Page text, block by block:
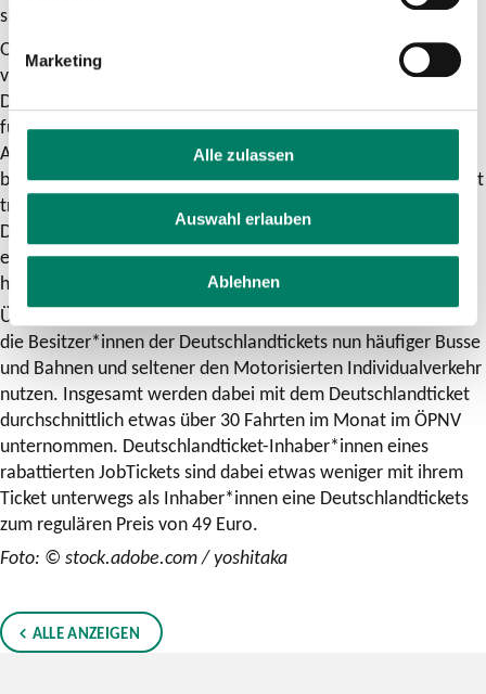
Marketing
Alle zulassen
Auswahl erlauben
Ablehnen
sicherstellen, auch über das Ende des Jahres 2024 hinaus.“
Obwohl das Deutschlandticket monatlich kündbar ist, nutzen
viele Inhaber*innen das Angebot in fast jedem Monat. Im
Durchschnitt aller Befragten wurde das Deutschlandticket in
fünf der letzten sechs Monate genutzt, bei den vorherigen
Abo-Kund*innen liegt der Wert bei annährend sechs – sie
bleiben dem ÖPNV auch mit dem neuen Angebot unverändert
treu. Die allermeisten dieser Kund*innen haben ihr
Deutschlandticket auch bei dem VRS-Verkehrsunternehmen
erworben, bei dem sie zuvor bereits ihr Abo abgeschlossen
hatten.
Über alle Nutzendengruppen hinweg wurde angegeben, dass
die Besitzer*innen der Deutschlandtickets nun häufiger Busse
und Bahnen und seltener den Motorisierten Individualverkehr
nutzen. Insgesamt werden dabei mit dem Deutschlandticket
durchschnittlich etwas über 30 Fahrten im Monat im ÖPNV
unternommen. Deutschlandticket-Inhaber*innen eines
rabattierten JobTickets sind dabei etwas weniger mit ihrem
Ticket unterwegs als Inhaber*innen eine Deutschlandtickets
zum regulären Preis von 49 Euro.
Foto: © stock.adobe.com / yoshitaka
ALLE ANZEIGEN